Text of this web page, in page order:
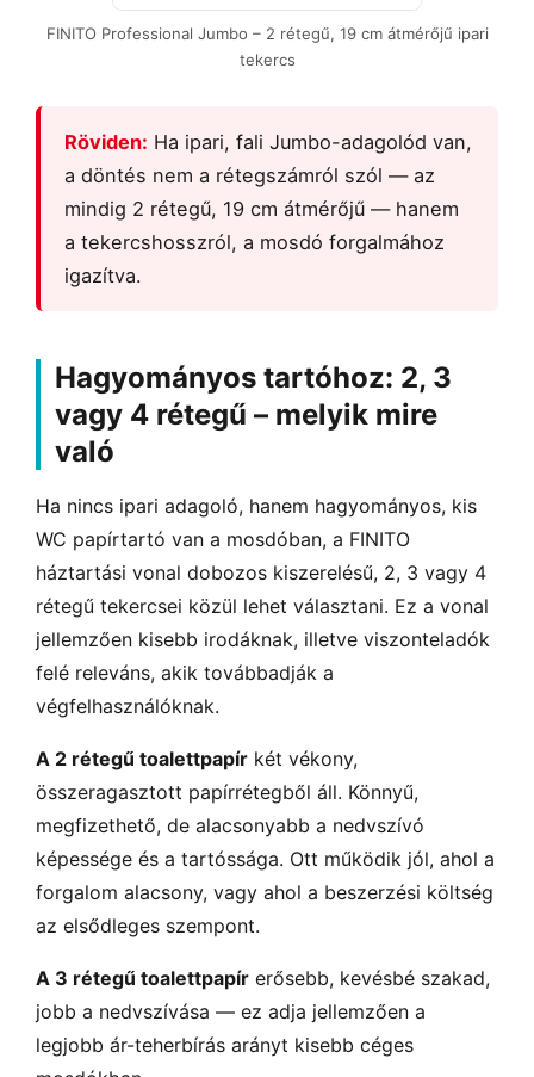
FINITO Professional Jumbo – 2 rétegű, 19 cm átmérőjű ipari
tekercs
Röviden: Ha ipari, fali Jumbo-adagolód van,
a döntés nem a rétegszámról szól — az
mindig 2 rétegű, 19 cm átmérőjű — hanem
a tekercshosszról, a mosdó forgalmához
igazítva.
Hagyományos tartóhoz: 2, 3
vagy 4 rétegű – melyik mire
való
Ha nincs ipari adagoló, hanem hagyományos, kis
WC papírtartó van a mosdóban, a FINITO
háztartási vonal dobozos kiszerelésű, 2, 3 vagy 4
rétegű tekercsei közül lehet választani. Ez a vonal
jellemzően kisebb irodáknak, illetve viszonteladók
felé releváns, akik továbbadják a
végfelhasználóknak.
A 2 rétegű toalettpapír két vékony,
összeragasztott papírrétegből áll. Könnyű,
megfizethető, de alacsonyabb a nedvszívó
képessége és a tartóssága. Ott működik jól, ahol a
forgalom alacsony, vagy ahol a beszerzési költség
az elsődleges szempont.
A 3 rétegű toalettpapír erősebb, kevésbé szakad,
jobb a nedvszívása — ez adja jellemzően a
legjobb ár-teherbírás arányt kisebb céges